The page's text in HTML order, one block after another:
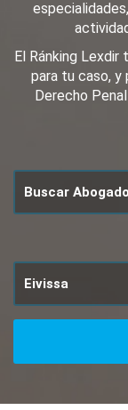
El Ránking Lexdir
para tu caso,
Derecho